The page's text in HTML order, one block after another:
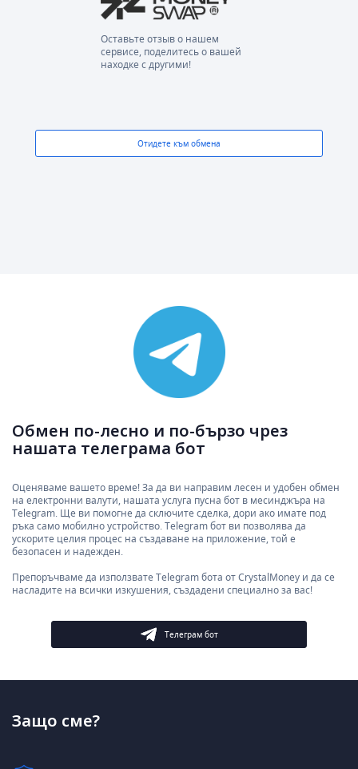
Оставьте отзыв о нашем
сервисе, поделитесь о вашей
находке с другими!
Отидете към обмена
Обмен по-лесно и по-бързо чрез
нашата телеграма бот
Оценяваме вашето време! За да ви направим лесен и удобен обмен
на електронни валути, нашата услуга пусна бот в месинджъра на
Telegram. Ще ви помогне да сключите сделка, дори ако имате под
ръка само мобилно устройство. Telegram бот ви позволява да
ускорите целия процес на създаване на приложение, той е
безопасен и надежден.
Препоръчваме да използвате Telegram бота от CrystalMoney и да се
насладите на всички изкушения, създадени специално за вас!
Телеграм бот
Защо сме?